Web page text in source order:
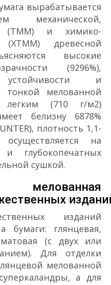
вырабатывается
механической,
(ТММ) и химико­
(ХТММ) древесной
высокие
(92­96%),
устойчивости и
тонкой мелованной
(7­10 г/м2)
белизну 68­78%
плотность 1,1­
на
глубокопечатных
сушкой.
изданий
бумаги: глянцевая,
(с двух­ или
Для отделки
мелованной
а для